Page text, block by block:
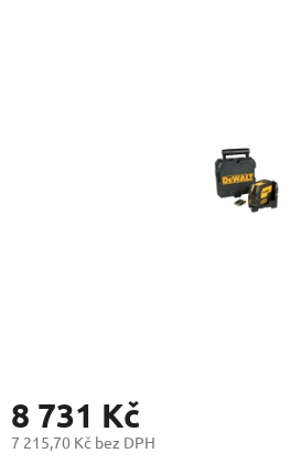
8 731 Kč
7 215,70 Kč bez DPH